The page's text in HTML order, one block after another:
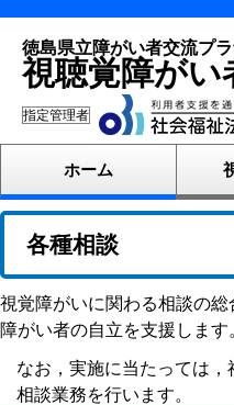
徳島県立障がい者交流プ
視聴覚障がい
指定管理者
ホーム
各種相談
視覚障がいに関わる相談の
障がい者の自立を支援します
なお，実施に当たっては
相談業務を行います。